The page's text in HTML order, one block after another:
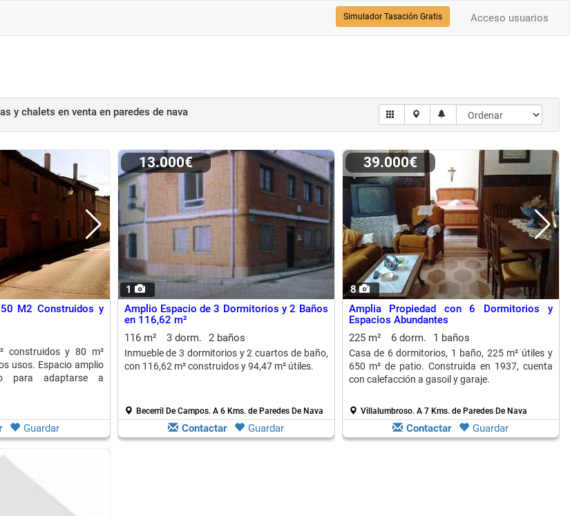
Acceso usuarios
Simulador Tasación Gratis
y chalets en venta en paredes de nava
M2 Construidos y
construidos y 80 m²
usos. Espacio amplio
para adaptarse a
Guardar
1
13.000€
Amplio Espacio de 3 Dormitorios y 2 Baños
en 116,62 m²
116 m²
3 dorm. 2 baños
Inmueble de 3 dormitorios y 2 cuartos de baño,
con 116,62 m² construidos y 94,47 m² útiles.
Becerril De Campos. A 6 Kms. de Paredes De Nava
Contactar Guardar
8
39.000€
Amplia Propiedad con 6 Dormitorios y
Espacios Abundantes
225 m²
6 dorm. 1 baños
Casa de 6 dormitorios, 1 baño, 225 m² útiles y
650 m² de patio. Construida en 1937, cuenta
con calefacción a gasoil y garaje.
Villalumbroso. A 7 Kms. de Paredes De Nava
Contactar Guardar